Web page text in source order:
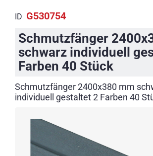
ID G530754
Schmutzfänger
schwarz individuell
Farben 40 Stück
Schmutzfänger 2400x380 mm
individuell gestaltet 2 Farben 40